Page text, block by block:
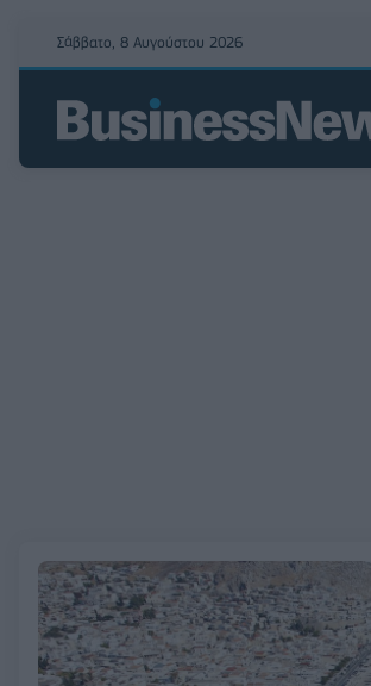
Σάββατο, 8 Αυγούστου 2026